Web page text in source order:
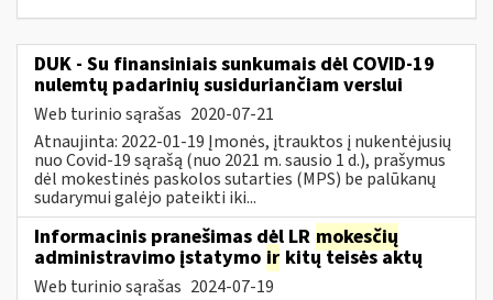
DUK - Su finansiniais sunkumais dėl COVID-19
nulemtų padarinių susiduriančiam verslui
Web turinio sąrašas 2020-07-21
Atnaujinta: 2022-01-19 Įmonės, įtrauktos į nukentėjusių
nuo Covid-19 sąrašą (nuo 2021 m. sausio 1 d.), prašymus
dėl mokestinės paskolos sutarties (MPS) be palūkanų
sudarymui galėjo pateikti iki...
Informacinis pranešimas dėl LR mokesčių
administravimo įstatymo ir kitų teisės aktų
Web turinio sąrašas 2024-07-19